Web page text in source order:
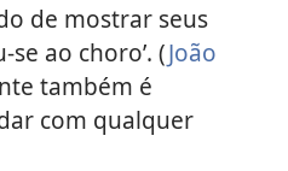
de mostrar seus
ao choro’. (João
também é
com qualquer